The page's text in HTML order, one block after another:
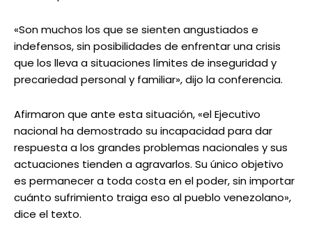
«Son muchos los que se sienten angustiados e
indefensos, sin posibilidades de enfrentar una crisis
que los lleva a situaciones límites de inseguridad y
precariedad personal y familiar», dijo la conferencia.
Afirmaron que ante esta situación, «el Ejecutivo
nacional ha demostrado su incapacidad para dar
respuesta a los grandes problemas nacionales y sus
actuaciones tienden a agravarlos. Su único objetivo
es permanecer a toda costa en el poder, sin importar
cuánto sufrimiento traiga eso al pueblo venezolano»,
dice el texto.